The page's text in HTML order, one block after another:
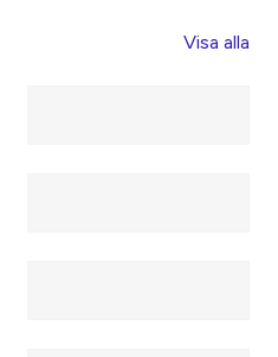
Visa alla